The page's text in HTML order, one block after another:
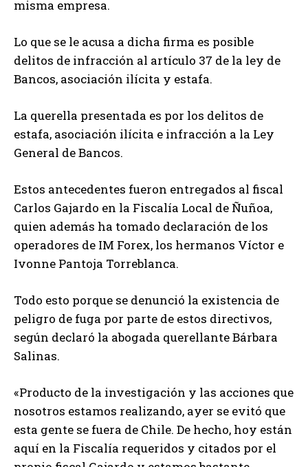
misma empresa.
Lo que se le acusa a dicha firma es posible
delitos de infracción al artículo 37 de la ley de
Bancos, asociación ilícita y estafa.
La querella presentada es por los delitos de
estafa, asociación ilícita e infracción a la Ley
General de Bancos.
Estos antecedentes fueron entregados al fiscal
Carlos Gajardo en la Fiscalía Local de Ñuñoa,
quien además ha tomado declaración de los
operadores de IM Forex, los hermanos Víctor e
Ivonne Pantoja Torreblanca.
Todo esto porque se denunció la existencia de
peligro de fuga por parte de estos directivos,
según declaró la abogada querellante Bárbara
Salinas.
«Producto de la investigación y las acciones que
nosotros estamos realizando, ayer se evitó que
esta gente se fuera de Chile. De hecho, hoy están
aquí en la Fiscalía requeridos y citados por el